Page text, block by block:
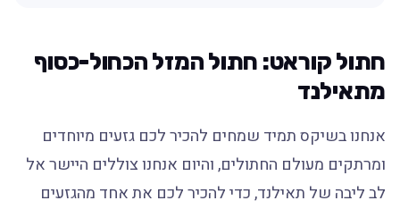
חתול קוראט: חתול המזל הכחול-כסוף
מתאילנד
אנחנו בשיקס תמיד שמחים להכיר לכם גזעים מיוחדים
ומרתקים מעולם החתולים, והיום אנחנו צוללים היישר אל
לב ליבה של תאילנד, כדי להכיר לכם את אחד מהגזעים